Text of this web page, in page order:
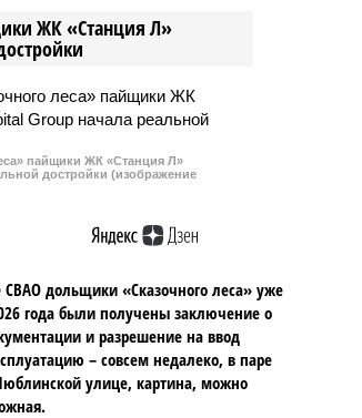
Владимиром Путиным без
ЖК «Станция Л»
пайщики ЖК «Станция Л»
достройки (изображение
СВАО дольщики «Сказочного леса» уже
года были получены заключение о
и разрешение на ввод
– совсем недалеко, в паре
улице, картина, можно